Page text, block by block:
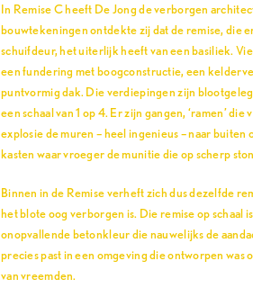
In Remise C heeft De Jong de verborgen
bouwtekeningen ontdekte zij dat de remise, die
schuifdeur, het uiterlijk heeft van een basiliek.
een fundering met boogconstructie, een
puntvormig dak. Die verdiepingen zijn
een schaal van 1 op 4. Er zijn gangen, ‘ramen’
explosie de muren – heel ingenieus – naar
kasten waar vroeger de munitie die op scherp
Binnen in de Remise verheft zich dus dezelfde
het blote oog verborgen is. Die remise op schaal
onopvallende betonkleur die nauwelijks de
precies past in een omgeving die ontworpen
van vreemden.